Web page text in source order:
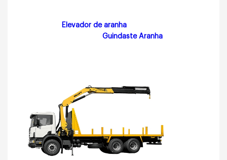
Elevador de aranha
Guindaste Aranha